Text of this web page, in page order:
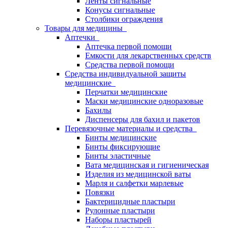
Конусы сигнальные
Столбики ограждения
Товары для медицины
Аптечки
Аптечка первой помощи
Емкости для лекарственных средств
Средства первой помощи
Средства индивидуальной защиты
медицинские
Перчатки медицинские
Маски медицинские одноразовые
Бахилы
Диспенсеры для бахил и пакетов
Перевязочные материалы и средства
Бинты медицинские
Бинты фиксирующие
Бинты эластичные
Вата медицинская и гигиеническая
Изделия из медицинской ваты
Марля и салфетки марлевые
Повязки
Бактерицидные пластыри
Рулонные пластыри
Наборы пластырей